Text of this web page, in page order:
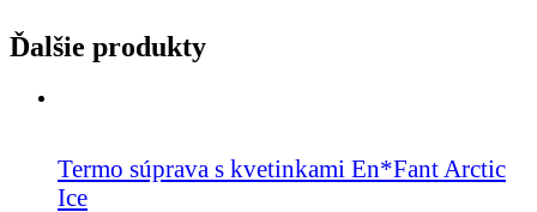
Ďalšie produkty
Termo súprava s kvetinkami En*Fant Arctic
Ice